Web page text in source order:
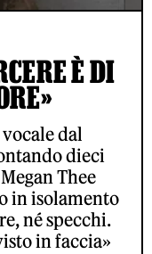
È DI
dal
dieci
Thee
in isolamento
né specchi.
in faccia»